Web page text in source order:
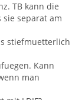
TB kann die
separat am
stiefmuetterlich
Kann
man